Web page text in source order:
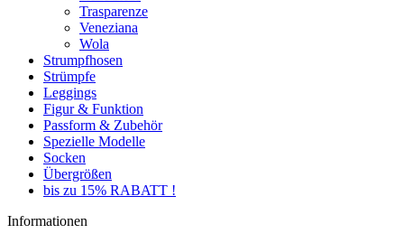
Trasparenze
Veneziana
Wola
Strumpfhosen
Strümpfe
Leggings
Figur & Funktion
Passform & Zubehör
Spezielle Modelle
Socken
Übergrößen
bis zu 15% RABATT !
Informationen